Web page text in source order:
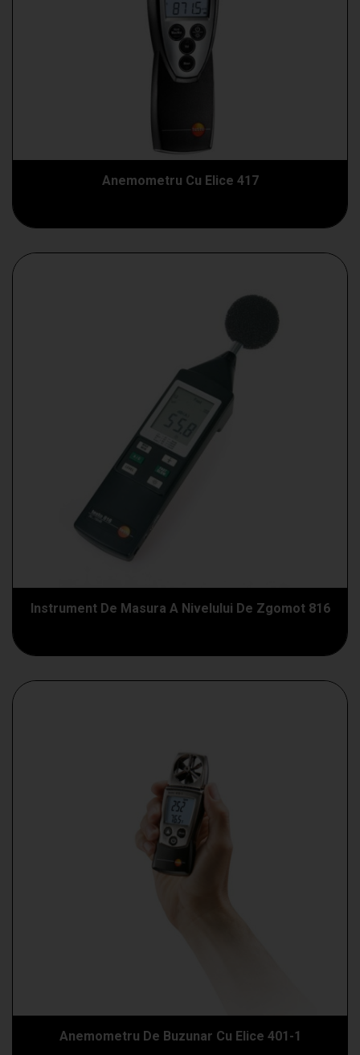
Anemometru Cu Elice 417
Instrument De Masura A Nivelului De Zgomot 816
Anemometru De Buzunar Cu Elice 401-1